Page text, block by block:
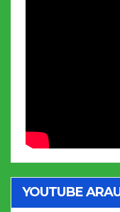
YOUTUBE